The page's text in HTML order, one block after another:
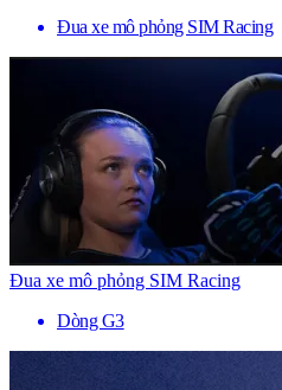
Đua xe mô phỏng SIM Racing
Đua xe mô phỏng SIM Racing
Dòng G3